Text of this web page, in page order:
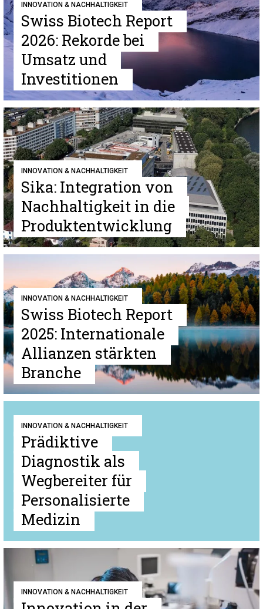
INNOVATION & NACHHALTIGKEIT
Swiss Biotech Report
2026: Rekorde bei
Umsatz und
Investitionen
INNOVATION & NACHHALTIGKEIT
Sika: Integration von
Nachhaltigkeit in die
Produktentwicklung
INNOVATION & NACHHALTIGKEIT
Swiss Biotech Report
2025: Internationale
Allianzen stärkten
Branche
INNOVATION & NACHHALTIGKEIT
Prädiktive
Diagnostik als
Wegbereiter für
Personalisierte
Medizin
INNOVATION & NACHHALTIGKEIT